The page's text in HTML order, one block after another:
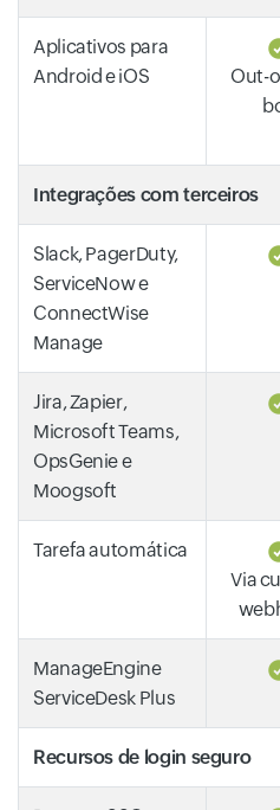
Aplicativos para
Android e iOS
Out-
Integrações com terceiros
Slack, PagerDuty,
ServiceNow e
ConnectWise
Manage
Jira, Zapier,
Microsoft Teams,
OpsGenie e
Moogsoft
Tarefa automática
Via
ManageEngine
ServiceDesk Plus
Recursos de login seguro